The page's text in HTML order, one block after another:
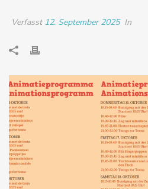
Verfasst 12. September 2025 In